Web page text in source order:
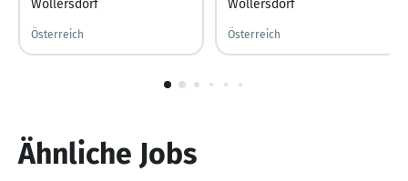
Wöllersdorf
Österreich
Wöllersdorf
Österreich
Ähnliche Jobs